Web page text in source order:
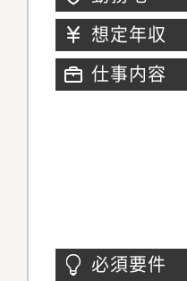
想定年収
仕事内容
必須要件